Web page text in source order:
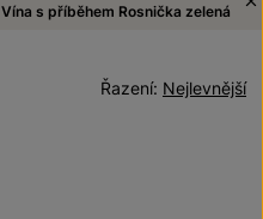
Vína s příběhem Rosnička zelená
Nejlevnější
Řazení: